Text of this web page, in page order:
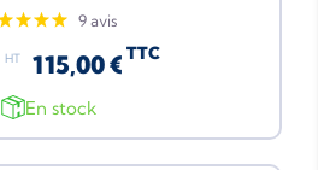
9 avis
HT 115,00 € TTC
En stock